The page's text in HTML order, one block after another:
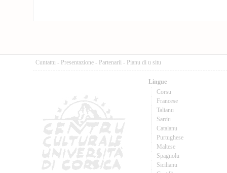
Cuntattu - Presentazione - Partenarii - Pianu di u situ
Lingue
Corsu
Francese
Talianu
Sardu
Catalanu
Purtughese
Maltese
Spagnolu
Sicilianu